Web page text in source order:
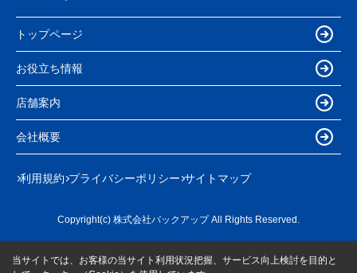
トップページ
お役立ち情報
店舗案内
会社概要
利用規約 プライバシーポリシー サイトマップ
Copyright(c) 株式会社バックアップ All Rights Reserved.
当サイトでは、お客様の当サイト利用状況把握、サービス向上検討を目的と